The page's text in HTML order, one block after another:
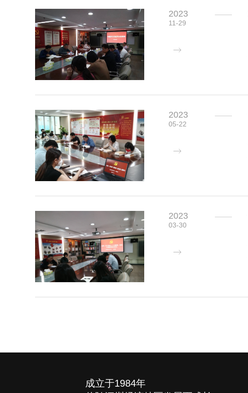
2023
11-29
2023
05-22
2023
03-30
成立于1984年